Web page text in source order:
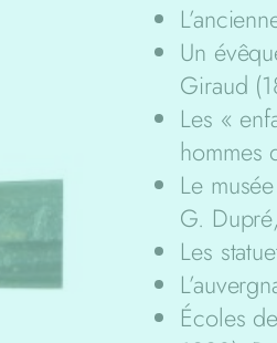
Un
Giraud
Les «
hommes
Le
G.
Les
Écoles